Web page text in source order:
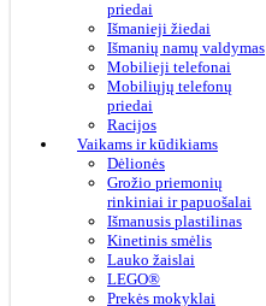
priedai
Išmanieji žiedai
Išmanių namų valdymas
Mobilieji telefonai
Mobiliųjų telefonų
priedai
Racijos
Vaikams ir kūdikiams
Dėlionės
Grožio priemonių
rinkiniai ir papuošalai
Išmanusis plastilinas
Kinetinis smėlis
Lauko žaislai
LEGO®
Prekės mokyklai